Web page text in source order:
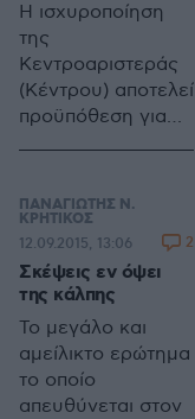
Η ισχυροποίηση
της
Κεντροαριστεράς
(Κέντρου) αποτελεί
προϋπόθεση για
ΠΑΝΑΓΙΩΤΗΣ Ν.
ΚΡΗΤΙΚΟΣ
Σκέψεις εν όψει
της κάλπης
Το μεγάλο και
αμείλικτο ερώτημα
το οποίο
απευθύνεται στον
12.09.2015, 13:06 2